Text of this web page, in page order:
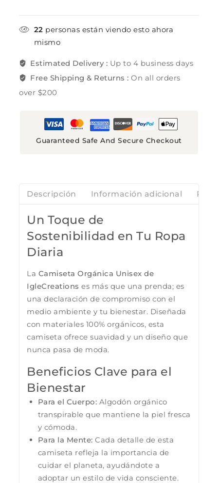
22 personas están viendo esto ahora
mismo
Estimated Delivery : Up to 4 business days
Free Shipping & Returns :On all orders
over $200
Guaranteed Safe And Secure Checkout
Descripción Información adicional
Un Toque de
Sostenibilidad en Tu Ropa
Diaria
La Camiseta Orgánica Unisex de
IgleCreations es más que una prenda; es
una declaración de compromiso con el
medio ambiente y tu bienestar. Diseñada
con materiales 100% orgánicos, esta
camiseta ofrece suavidad y un diseño que
nunca pasa de moda.
Beneficios Clave para el
Bienestar
Para el Cuerpo: Algodón orgánico
transpirable que mantiene la piel fresca
y cómoda.
Para la Mente: Cada detalle de esta
camiseta refleja la importancia de
cuidar el planeta, ayudándote a
adoptar un estilo de vida consciente.